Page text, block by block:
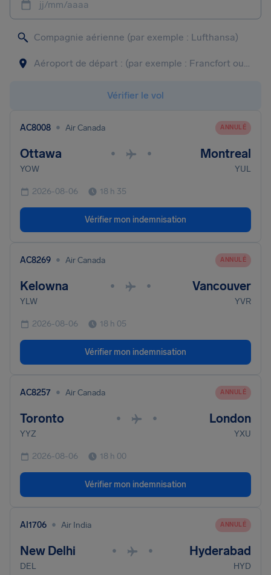
jj/mm/aaaa
Vérifier le vol
AC8008 • Air Canada ANNULÉ
Ottawa • • Montreal
YOW YUL
2026-08-06 18 h 35
Vérifier mon indemnisation
AC8269 • Air Canada ANNULÉ
Kelowna • • Vancouver
YLW YVR
2026-08-06 18 h 05
Vérifier mon indemnisation
AC8257 • Air Canada ANNULÉ
Toronto • • London
YYZ YXU
2026-08-06 18 h 00
Vérifier mon indemnisation
AI1706 • Air India ANNULÉ
New Delhi • • Hyderabad
DEL HYD